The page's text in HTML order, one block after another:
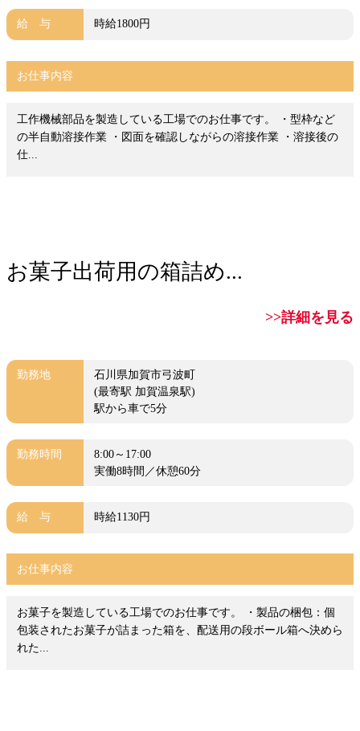
給 与 時給1800円
お仕事内容
工作機械部品を製造している工場でのお仕事です。 ・型枠など
の半自動溶接作業 ・図面を確認しながらの溶接作業 ・溶接後の
仕...
お菓子出荷用の箱詰め...
>>詳細を見る
勤務地
石川県加賀市弓波町
(最寄駅 加賀温泉駅)
駅から車で5分
勤務時間
8:00～17:00
実働8時間／休憩60分
給 与 時給1130円
お仕事内容
お菓子を製造している工場でのお仕事です。 ・製品の梱包：個
包装されたお菓子が詰まった箱を、配送用の段ボール箱へ決めら
れた...